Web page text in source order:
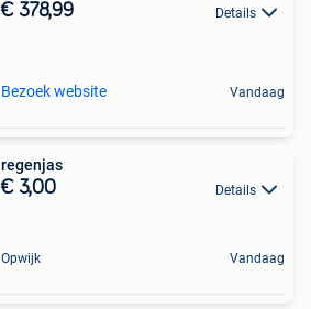
€ 378,99 Details
Bezoek website Vandaag
regenjas
€ 3,00 Details
Opwijk Vandaag